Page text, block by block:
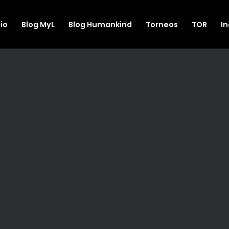
Blog MyL Blog Humankind Torneos TOR